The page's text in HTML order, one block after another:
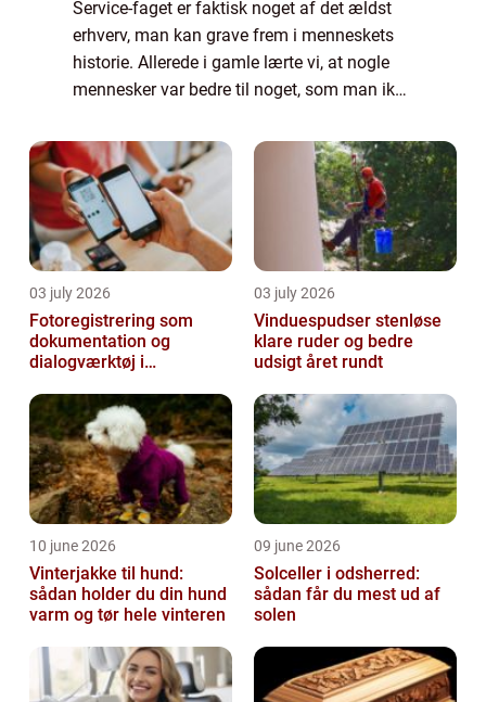
Service-faget er faktisk noget af det ældst
erhverv, man kan grave frem i menneskets
historie. Allerede i gamle lærte vi, at nogle
mennesker var bedre til noget, som man ikke
fremad, så var det bedre, at de kyn...
03 july 2026
Fotoregistrering som
dokumentation og
dialogværktøj i
03 july 2026
Vinduespudser stenløse
klare ruder og bedre
udsigt året rundt
10 june 2026
Vinterjakke til hund:
sådan holder du din hund
varm og tør hele vinteren
09 june 2026
Solceller i odsherred:
sådan får du mest ud af
solen